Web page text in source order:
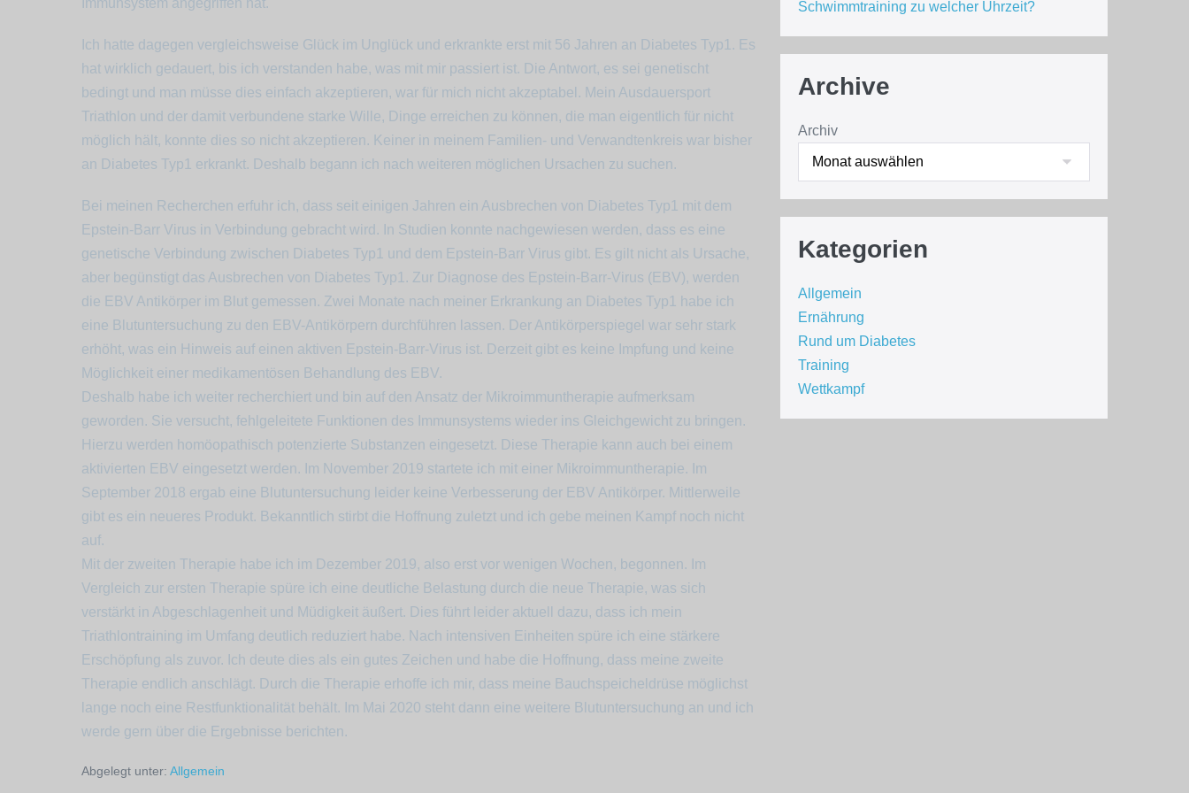
Immunsystem angegriffen hat.
Ich hatte dagegen vergleichsweise Glück im Unglück und erkrankte erst mit 56 Jahren an Diabetes Typ1. Es
hat wirklich gedauert, bis ich verstanden habe, was mit mir passiert ist. Die Antwort, es sei genetischt
bedingt und man müsse dies einfach akzeptieren, war für mich nicht akzeptabel. Mein Ausdauersport
Triathlon und der damit verbundene starke Wille, Dinge erreichen zu können, die man eigentlich für nicht
möglich hält, konnte dies so nicht akzeptieren. Keiner in meinem Familien- und Verwandtenkreis war bisher
an Diabetes Typ1 erkrankt. Deshalb begann ich nach weiteren möglichen Ursachen zu suchen.
Bei meinen Recherchen erfuhr ich, dass seit einigen Jahren ein Ausbrechen von Diabetes Typ1 mit dem
Epstein-Barr Virus in Verbindung gebracht wird. In Studien konnte nachgewiesen werden, dass es eine
genetische Verbindung zwischen Diabetes Typ1 und dem Epstein-Barr Virus gibt. Es gilt nicht als Ursache,
aber begünstigt das Ausbrechen von Diabetes Typ1. Zur Diagnose des Epstein-Barr-Virus (EBV), werden
die EBV Antikörper im Blut gemessen. Zwei Monate nach meiner Erkrankung an Diabetes Typ1 habe ich
eine Blutuntersuchung zu den EBV-Antikörpern durchführen lassen. Der Antikörperspiegel war sehr stark
erhöht, was ein Hinweis auf einen aktiven Epstein-Barr-Virus ist. Derzeit gibt es keine Impfung und keine
Möglichkeit einer medikamentösen Behandlung des EBV.
Deshalb habe ich weiter recherchiert und bin auf den Ansatz der Mikroimmuntherapie aufmerksam
geworden. Sie versucht, fehlgeleitete Funktionen des Immunsystems wieder ins Gleichgewicht zu bringen.
Hierzu werden homöopathisch potenzierte Substanzen eingesetzt. Diese Therapie kann auch bei einem
aktivierten EBV eingesetzt werden. Im November 2019 startete ich mit einer Mikroimmuntherapie. Im
September 2018 ergab eine Blutuntersuchung leider keine Verbesserung der EBV Antikörper. Mittlerweile
gibt es ein neueres Produkt. Bekanntlich stirbt die Hoffnung zuletzt und ich gebe meinen Kampf noch nicht
auf.
Mit der zweiten Therapie habe ich im Dezember 2019, also erst vor wenigen Wochen, begonnen. Im
Vergleich zur ersten Therapie spüre ich eine deutliche Belastung durch die neue Therapie, was sich
verstärkt in Abgeschlagenheit und Müdigkeit äußert. Dies führt leider aktuell dazu, dass ich mein
Triathlontraining im Umfang deutlich reduziert habe. Nach intensiven Einheiten spüre ich eine stärkere
Erschöpfung als zuvor. Ich deute dies als ein gutes Zeichen und habe die Hoffnung, dass meine zweite
Therapie endlich anschlägt. Durch die Therapie erhoffe ich mir, dass meine Bauchspeicheldrüse möglichst
lange noch eine Restfunktionalität behält. Im Mai 2020 steht dann eine weitere Blutuntersuchung an und ich
werde gern über die Ergebnisse berichten.
Abgelegt unter: Allgemein
Schwimmtraining zu welcher Uhrzeit?
Archive
Archiv
Kategorien
Allgemein
Ernährung
Rund um Diabetes
Training
Wettkampf